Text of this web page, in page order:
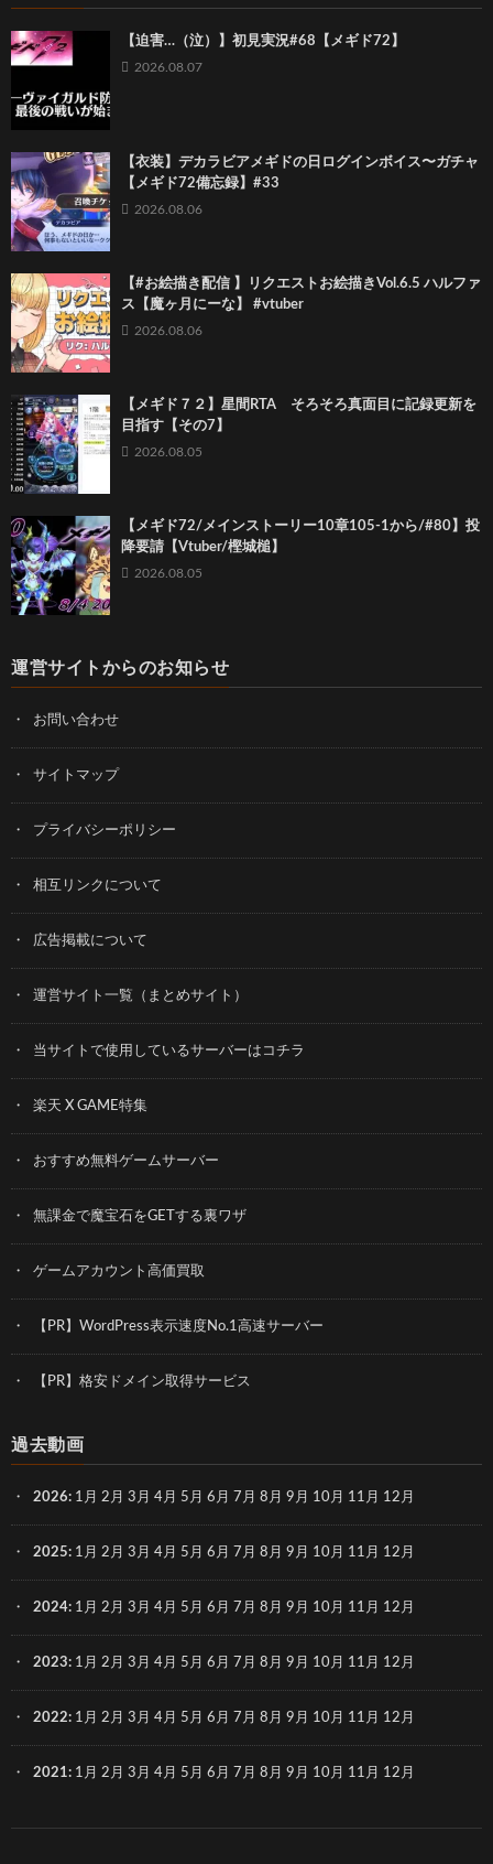
【迫害…（泣）】初見実況#68【メギド72】
2026.08.07
【衣装】デカラビアメギドの日ログインボイス〜ガチャ
【メギド72備忘録】#33
2026.08.06
【#お絵描き配信 】リクエストお絵描きVol.6.5 ハルファ
ス【魔ヶ月にーな】 #vtuber
2026.08.06
【メギド７２】星間RTA そろそろ真面目に記録更新を
目指す【その7】
2026.08.05
【メギド72/メインストーリー10章105-1から/#80】投
降要請【Vtuber/樫城槌】
2026.08.05
運営サイトからのお知らせ
お問い合わせ
サイトマップ
プライバシーポリシー
相互リンクについて
広告掲載について
運営サイト一覧（まとめサイト）
当サイトで使用しているサーバーはコチラ
楽天 X GAME特集
おすすめ無料ゲームサーバー
無課金で魔宝石をGETする裏ワザ
ゲームアカウント高価買取
【PR】WordPress表示速度No.1高速サーバー
【PR】格安ドメイン取得サービス
過去動画
2026: 1月 2月 3月 4月 5月 6月 7月 8月 9月 10月 11月 12月
2025: 1月 2月 3月 4月 5月 6月 7月 8月 9月 10月 11月 12月
2024: 1月 2月 3月 4月 5月 6月 7月 8月 9月 10月 11月 12月
2023: 1月 2月 3月 4月 5月 6月 7月 8月 9月 10月 11月 12月
2022: 1月 2月 3月 4月 5月 6月 7月 8月 9月 10月 11月 12月
2021: 1月 2月 3月 4月 5月 6月 7月 8月 9月 10月 11月 12月